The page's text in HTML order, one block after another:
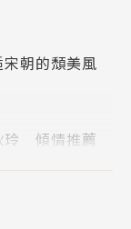
朝的頹美風
玲 傾情推薦